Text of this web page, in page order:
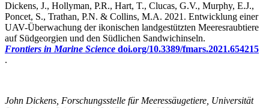
Dickens, J., Hollyman, P.R., Hart, T., Clucas, G.V., Murphy, E.J.,
Poncet, S., Trathan, P.N. & Collins, M.A. 2021. Entwicklung einer
UAV-Überwachung der ikonischen landgestützten Meeresraubtiere
auf Südgeorgien und den Südlichen Sandwichinseln.
Frontiers in Marine Science doi.org/10.3389/fmars.2021.654215
.
John Dickens, Forschungsstelle für Meeressäugetiere, Universität